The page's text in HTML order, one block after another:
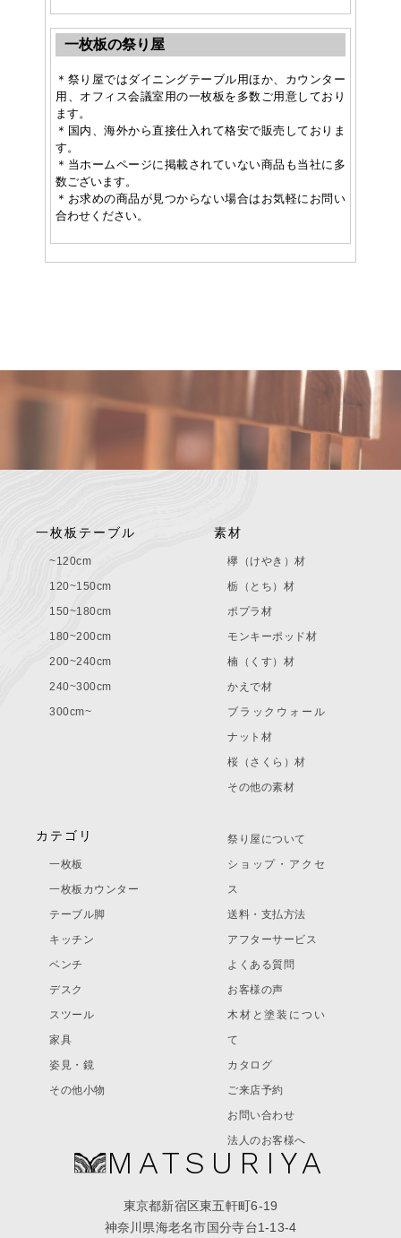
一枚板の祭り屋
＊祭り屋ではダイニングテーブル用ほか、カウンター
用、オフィス会議室用の一枚板を多数ご用意しており
ます。
＊国内、海外から直接仕入れて格安で販売しておりま
す。
＊当ホームページに掲載されていない商品も当社に多
数ございます。
＊お求めの商品が見つからない場合はお気軽にお問い
合わせください。
MATSURIYA
東京都新宿区東五軒町6-19
神奈川県海老名市国分寺台1-13-4
一枚板テーブル
~120cm
120~150cm
150~180cm
180~200cm
200~240cm
240~300cm
300cm~
素材
欅（けやき）材
栃（とち）材
ポプラ材
モンキーポッド材
楠（くす）材
かえで材
ブラックウォール
ナット材
桜（さくら）材
その他の素材
カテゴリ
一枚板
一枚板カウンター
テーブル脚
キッチン
ベンチ
デスク
スツール
家具
姿見・鏡
その他小物
祭り屋について
ショップ・アクセ
ス
送料・支払方法
アフターサービス
よくある質問
お客様の声
木材と塗装につい
て
カタログ
ご来店予約
お問い合わせ
法人のお客様へ